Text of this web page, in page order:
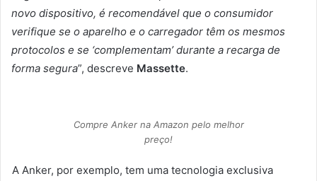
novo dispositivo, é recomendável que o consumidor
verifique se o aparelho e o carregador têm os mesmos
protocolos e se ‘complementam’ durante a recarga de
forma segura”, descreve Massette.
Compre Anker na Amazon pelo melhor
preço!
A Anker, por exemplo, tem uma tecnologia exclusiva